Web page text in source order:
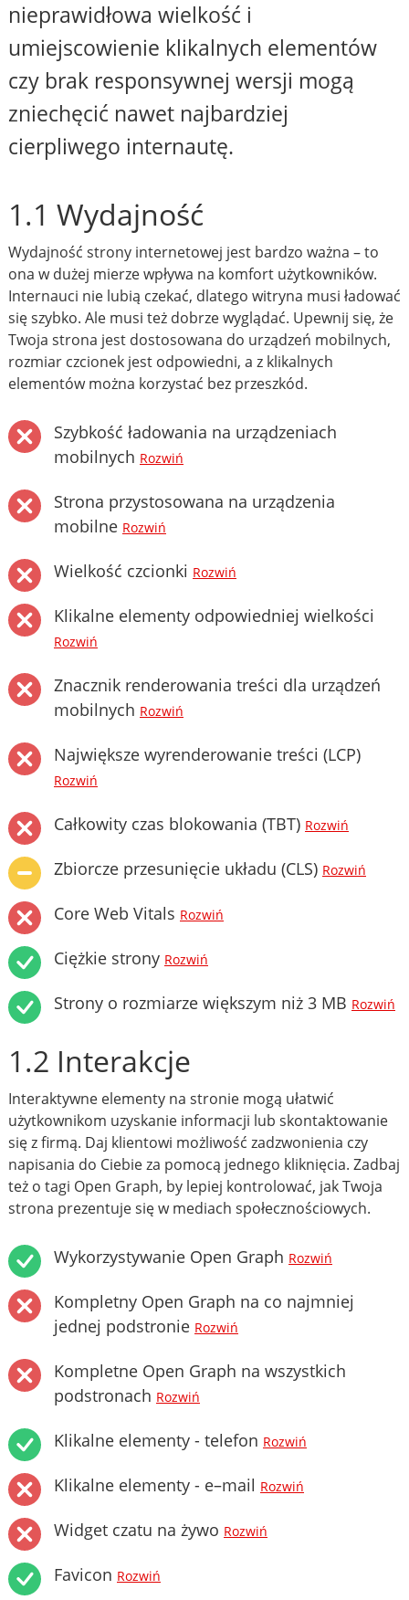
nieprawidłowa wielkość i
umiejscowienie klikalnych elementów
czy brak responsywnej wersji mogą
zniechęcić nawet najbardziej
cierpliwego internautę.
1.1 Wydajność
Wydajność strony internetowej jest bardzo ważna – to
ona w dużej mierze wpływa na komfort użytkowników.
Internauci nie lubią czekać, dlatego witryna musi ładować
się szybko. Ale musi też dobrze wyglądać. Upewnij się, że
Twoja strona jest dostosowana do urządzeń mobilnych,
rozmiar czcionek jest odpowiedni, a z klikalnych
elementów można korzystać bez przeszkód.
Szybkość ładowania na urządzeniach
mobilnych Rozwiń
Strona przystosowana na urządzenia
mobilne Rozwiń
Wielkość czcionki Rozwiń
Klikalne elementy odpowiedniej wielkości
Rozwiń
Znacznik renderowania treści dla urządzeń
mobilnych Rozwiń
Największe wyrenderowanie treści (LCP)
Rozwiń
Całkowity czas blokowania (TBT) Rozwiń
Zbiorcze przesunięcie układu (CLS) Rozwiń
Core Web Vitals Rozwiń
Ciężkie strony Rozwiń
Strony o rozmiarze większym niż 3 MB Rozwiń
1.2 Interakcje
Interaktywne elementy na stronie mogą ułatwić
użytkownikom uzyskanie informacji lub skontaktowanie
się z firmą. Daj klientowi możliwość zadzwonienia czy
napisania do Ciebie za pomocą jednego kliknięcia. Zadbaj
też o tagi Open Graph, by lepiej kontrolować, jak Twoja
strona prezentuje się w mediach społecznościowych.
Wykorzystywanie Open Graph Rozwiń
Kompletny Open Graph na co najmniej
jednej podstronie Rozwiń
Kompletne Open Graph na wszystkich
podstronach Rozwiń
Klikalne elementy - telefon Rozwiń
Klikalne elementy - e–mail Rozwiń
Widget czatu na żywo Rozwiń
Favicon Rozwiń